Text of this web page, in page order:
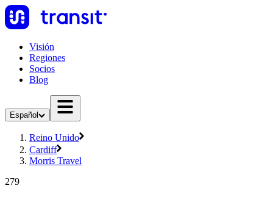
Visión
Regiones
Socios
Blog
Español
Reino Unido
Cardiff
Morris Travel
279